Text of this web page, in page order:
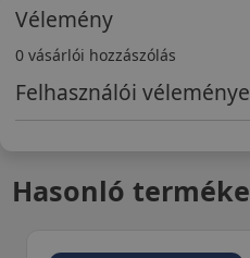
Vélemény
0 vásárlói hozzászólás
Felhasználói
Hasonló